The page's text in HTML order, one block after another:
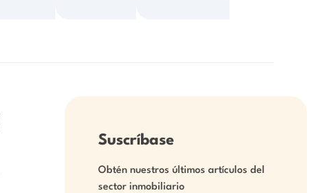
Suscríbase
Obtén nuestros últimos artículos del
sector inmobiliario